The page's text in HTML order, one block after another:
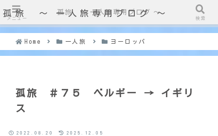
孤旅 〜 一人旅専用ブログ ～
Home 一人旅 ヨーロッパ
孤旅 ＃７５ ベルギー → イギリ
ス
2022.08.20 2025.12.05
メニュー
孤旅 〜 一人旅専用ブログ ～
検索